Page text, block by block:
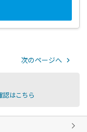
次のページへ
認はこちら